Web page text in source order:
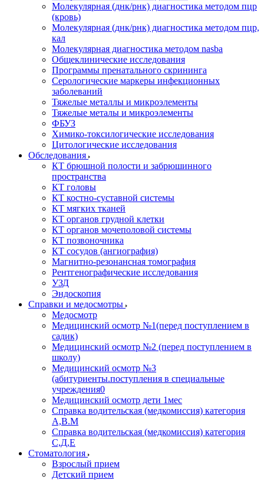
Молекулярная (днк/рнк) диагностика методом пцр
(кровь)
Молекулярная (днк/рнк) диагностика методом пцр,
кал
Молекулярная диагностика методом nasba
Общеклинические исследования
Программы пренатального скрининга
Серологические маркеры инфекционных
заболеваний
Тяжелые металлы и микроэлементы
Тяжелые металы и микроэлементы
ФБУЗ
Химико-токсилогические исследования
Цитологические исследования
Обследования
КТ брюшной полости и забрюшинного
пространства
КТ головы
КТ костно-суставной системы
КТ мягких тканей
КТ органов грудной клетки
КТ органов мочеполовой системы
КТ позвоночника
КТ сосудов (ангиография)
Магнитно-резонансная томография
Рентгенографические исследования
УЗД
Эндоскопия
Справки и медосмотры
Медосмотр
Медицинский осмотр №1(перед поступлением в
садик)
Медицинский осмотр №2 (перед поступлением в
школу)
Медицинский осмотр №3
(абитуриенты.поступления в специальные
учреждения0
Медицинский осмотр дети 1мес
Справка водительская (медкомиссия) категория
А,В.М
Справка водительская (медкомиссия) категория
С,Д,Е
Стоматология
Взрослый прием
Детский прием